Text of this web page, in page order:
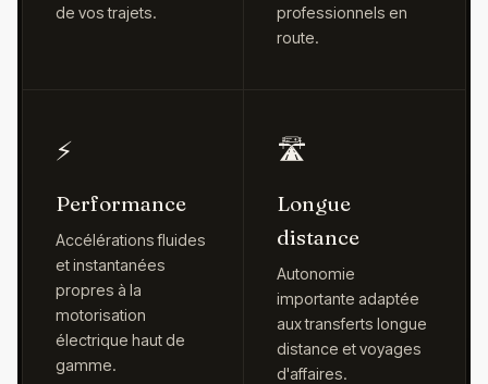
de vos trajets.
professionnels en
route.
⚡
Performance
Accélérations fluides
et instantanées
propres à la
motorisation
électrique haut de
gamme.
🛣️
Longue
distance
Autonomie
importante adaptée
aux transferts longue
distance et voyages
d'affaires.